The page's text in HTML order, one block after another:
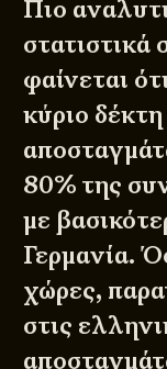
Πιο
στατιστικά
φαίνεται
κύριο
80% της
με
Γερμανία.
χώρες,
στις